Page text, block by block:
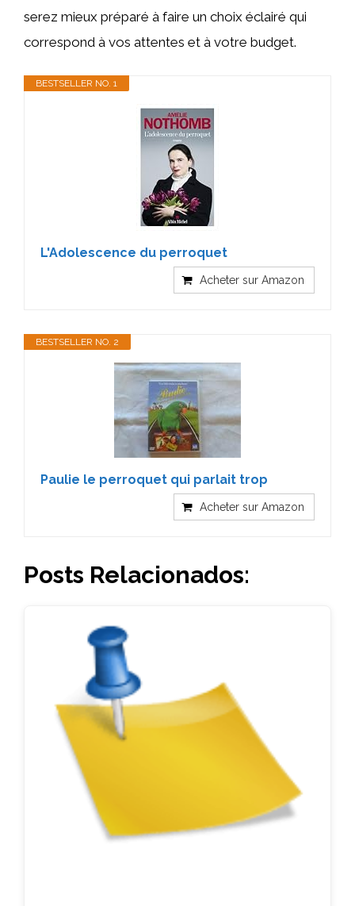
serez mieux préparé à faire un choix éclairé qui
correspond à vos attentes et à votre budget.
BESTSELLER NO. 1
L'Adolescence du perroquet
Acheter sur Amazon
BESTSELLER NO. 2
Paulie le perroquet qui parlait trop
Acheter sur Amazon
Posts Relacionados: